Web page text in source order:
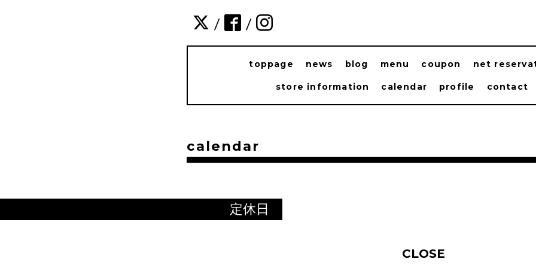
/ /
toppage news blog menu coupon net
store information calendar profile contact
calendar
定休日
CLOSE